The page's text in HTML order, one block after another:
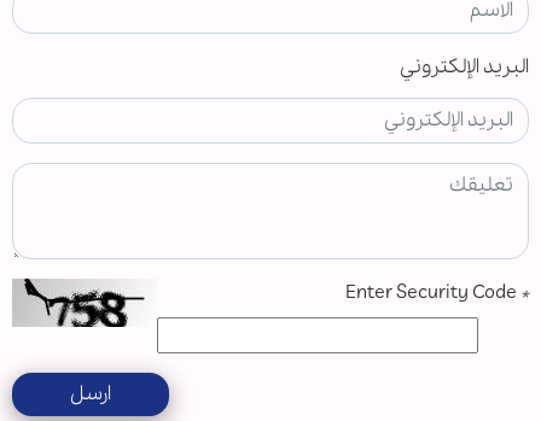
البريد الإلكتروني
*
ارسل